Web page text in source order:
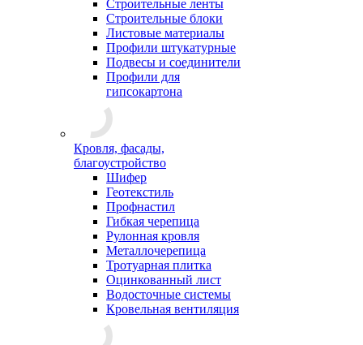
Строительные ленты
Строительные блоки
Листовые материалы
Профили штукатурные
Подвесы и соединители
Профили для
гипсокартона
Кровля, фасады,
благоустройство
Шифер
Геотекстиль
Профнастил
Гибкая черепица
Рулонная кровля
Металлочерепица
Тротуарная плитка
Оцинкованный лист
Водосточные системы
Кровельная вентиляция